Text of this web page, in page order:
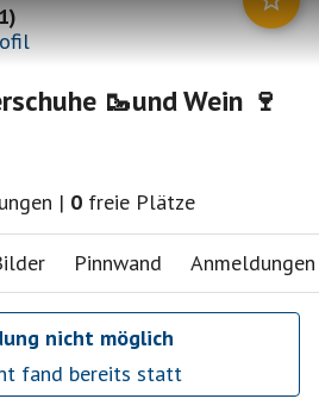
)
🥾und Wein 🍷
| 0 freie Plätze
Pinnwand Anmeldungen
nicht möglich
fand bereits statt